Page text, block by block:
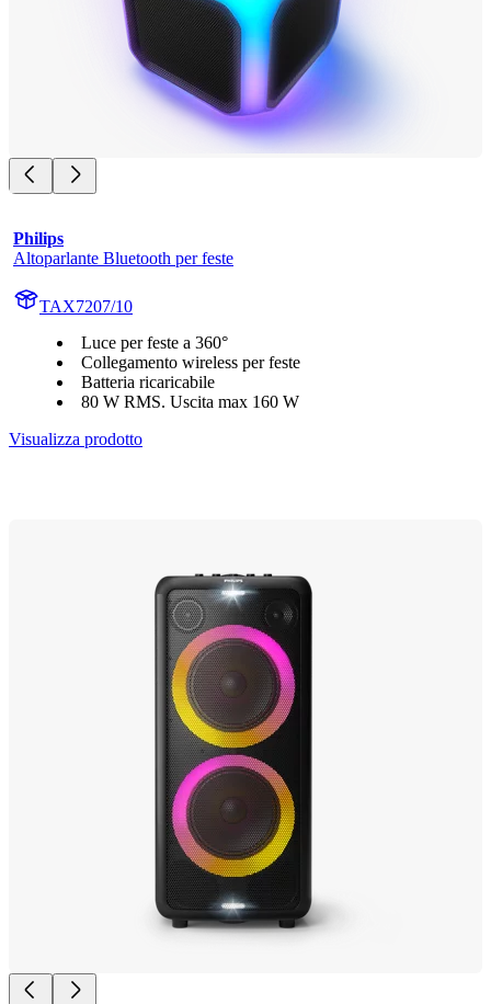
Philips
Altoparlante Bluetooth per feste
TAX7207/10
Luce per feste a 360°
Collegamento wireless per feste
Batteria ricaricabile
80 W RMS. Uscita max 160 W
Visualizza prodotto